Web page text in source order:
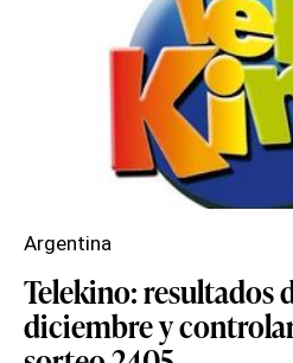
Telekino: resultados
diciembre y
Argentina